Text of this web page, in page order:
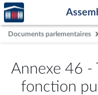
Aller au contenu
Aller en bas de la page
Accèder
à la
page
d'accueil
Documents parlementaires
Annexe 46 -
fonction